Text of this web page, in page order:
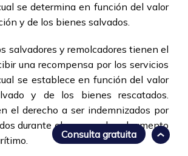
se determina en función del valor
y de los bienes salvados.
salvadores y remolcadores tienen el
una recompensa por los servicios
se establece en función del valor
y de los bienes rescatados.
el derecho a ser indemnizados por
durante el proceso de salvamento
Consulta gratuita